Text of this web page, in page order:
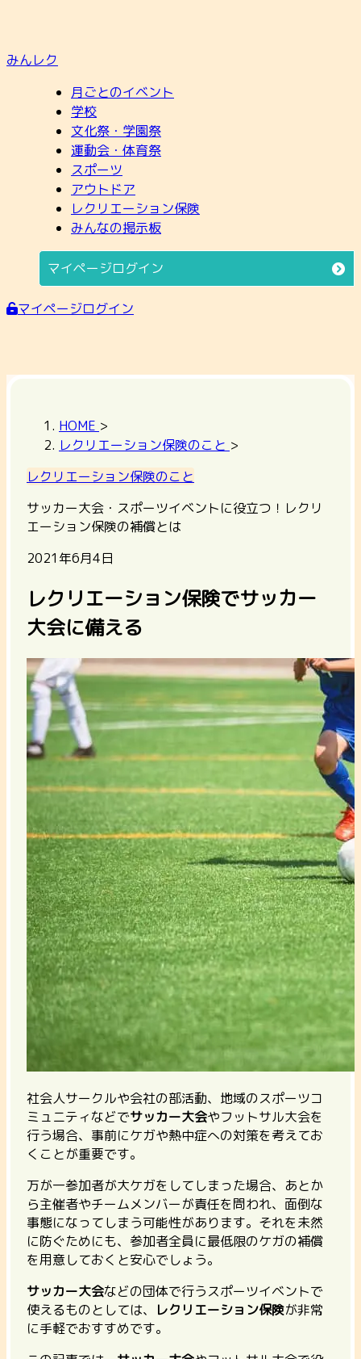
みんレク
月ごとのイベント
学校
文化祭・学園祭
運動会・体育祭
スポーツ
アウトドア
レクリエーション保険
みんなの掲示板
マイページログイン
マイページログイン
HOME >
レクリエーション保険のこと >
レクリエーション保険のこと
サッカー大会・スポーツイベントに役立つ！レクリ
エーション保険の補償とは
2021年6月4日
レクリエーション保険でサッカー
大会に備える
社会人サークルや会社の部活動、地域のスポーツコ
ミュニティなどでサッカー大会やフットサル大会を
行う場合、事前にケガや熱中症への対策を考えてお
くことが重要です。
万が一参加者が大ケガをしてしまった場合、あとか
ら主催者やチームメンバーが責任を問われ、面倒な
事態になってしまう可能性があります。それを未然
に防ぐためにも、参加者全員に最低限のケガの補償
を用意しておくと安心でしょう。
サッカー大会などの団体で行うスポーツイベントで
使えるものとしては、
レクリエーション保険が非常
に手軽でおすすめです。